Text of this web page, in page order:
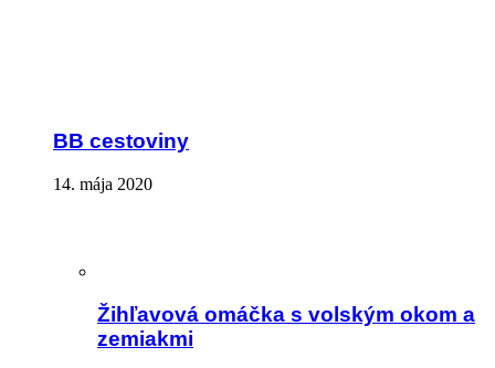
BB cestoviny
14. mája 2020
Žihľavová omáčka s volským okom a
zemiakmi